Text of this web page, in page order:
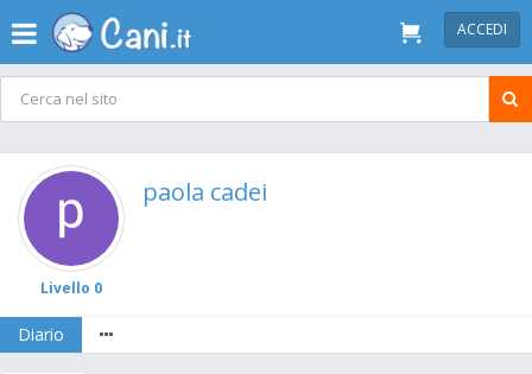
ACCEDI
Livello 0
paola cadei
Diario